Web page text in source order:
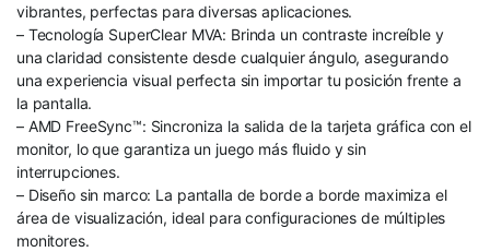
vibrantes, perfectas para diversas aplicaciones.
– Tecnología SuperClear MVA: Brinda un contraste increíble y
una claridad consistente desde cualquier ángulo, asegurando
una experiencia visual perfecta sin importar tu posición frente a
la pantalla.
– AMD FreeSync™: Sincroniza la salida de la tarjeta gráfica con el
monitor, lo que garantiza un juego más fluido y sin
interrupciones.
– Diseño sin marco: La pantalla de borde a borde maximiza el
área de visualización, ideal para configuraciones de múltiples
monitores.